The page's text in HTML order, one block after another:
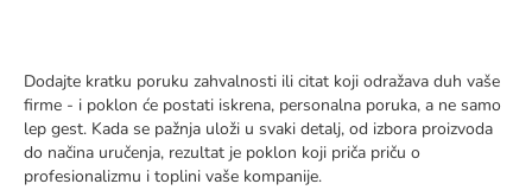
Dodajte kratku poruku zahvalnosti ili citat koji odražava duh vaše
firme - i poklon će postati iskrena, personalna poruka, a ne samo
lep gest. Kada se pažnja uloži u svaki detalj, od izbora proizvoda
do načina uručenja, rezultat je poklon koji priča priču o
profesionalizmu i toplini vaše kompanije.